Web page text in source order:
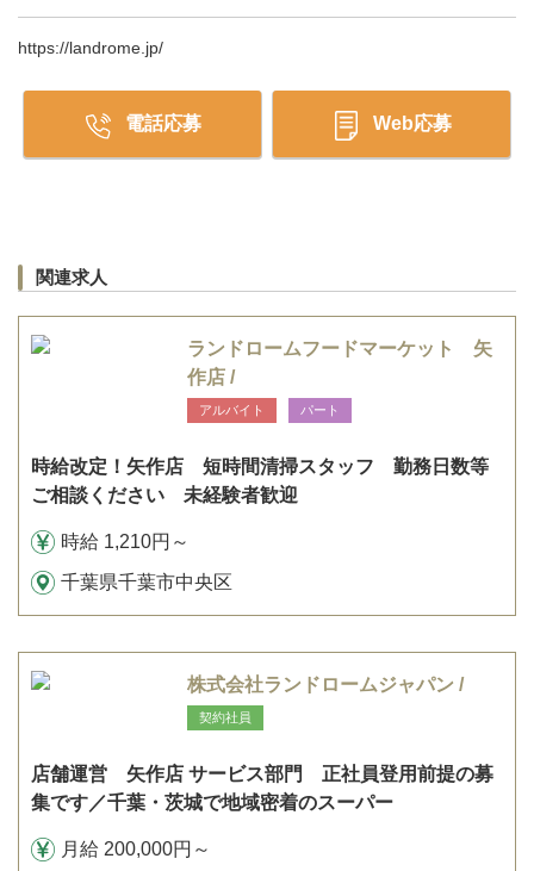
https://landrome.jp/
電話応募 Web応募
関連求人
ランドロームフードマーケット 矢
作店 /
アルバイト パート
時給改定！矢作店 短時間清掃スタッフ 勤務日数等
ご相談ください 未経験者歓迎
時給 1,210円～
千葉県千葉市中央区
株式会社ランドロームジャパン /
契約社員
店舗運営 矢作店 サービス部門 正社員登用前提の募
集です／千葉・茨城で地域密着のスーパー
月給 200,000円～